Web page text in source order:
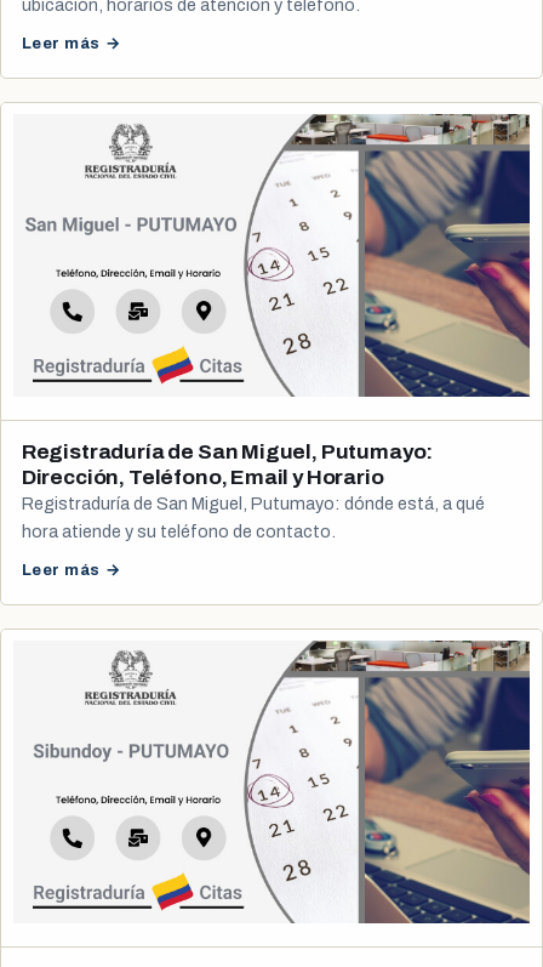
ubicación, horarios de atención y teléfono.
Leer más →
Registraduría de San Miguel, Putumayo:
Dirección, Teléfono, Email y Horario
Registraduría de San Miguel, Putumayo: dónde está, a qué
hora atiende y su teléfono de contacto.
Leer más →